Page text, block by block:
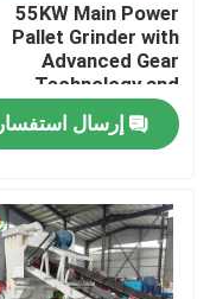
المنزل
معلومات عنا
55KW Main Power
Pallet Grinder with
Advanced Gear
Technology and
Durable Core
Componentإرسال استفسار